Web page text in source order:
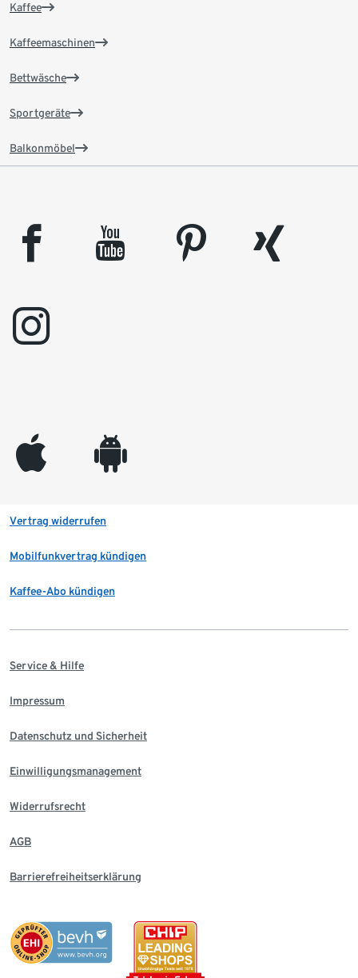
Kaffee
Kaffeemaschinen
Bettwäsche
Sportgeräte
Balkonmöbel
facebook youtube pinterest
xing
instagram
appleinc android
Vertrag widerrufen
Mobilfunkvertrag kündigen
Kaffee-Abo kündigen
Service & Hilfe
Impressum
Datenschutz und Sicherheit
Einwilligungsmanagement
Widerrufsrecht
AGB
Barrierefreiheitserklärung